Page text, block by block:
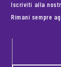
Iscriviti alla
Rimani sempre
Footer